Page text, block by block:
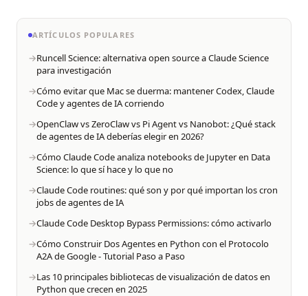
ARTÍCULOS POPULARES
Runcell Science: alternativa open source a Claude Science
para investigación
Cómo evitar que Mac se duerma: mantener Codex, Claude
Code y agentes de IA corriendo
OpenClaw vs ZeroClaw vs Pi Agent vs Nanobot: ¿Qué stack
de agentes de IA deberías elegir en 2026?
Cómo Claude Code analiza notebooks de Jupyter en Data
Science: lo que sí hace y lo que no
Claude Code routines: qué son y por qué importan los cron
jobs de agentes de IA
Claude Code Desktop Bypass Permissions: cómo activarlo
Cómo Construir Dos Agentes en Python con el Protocolo
A2A de Google - Tutorial Paso a Paso
Las 10 principales bibliotecas de visualización de datos en
Python que crecen en 2025